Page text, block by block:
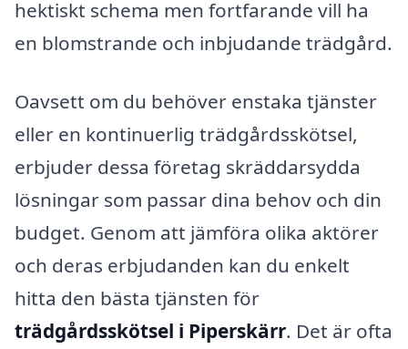
hektiskt schema men fortfarande vill ha
en blomstrande och inbjudande trädgård.
Oavsett om du behöver enstaka tjänster
eller en kontinuerlig trädgårdsskötsel,
erbjuder dessa företag skräddarsydda
lösningar som passar dina behov och din
budget. Genom att jämföra olika aktörer
och deras erbjudanden kan du enkelt
hitta den bästa tjänsten för
trädgårdsskötsel i Piperskärr. Det är ofta